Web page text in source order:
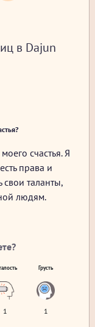
в Dajun
счастья. Я
права и
таланты,
людям.
1
Грусть
1